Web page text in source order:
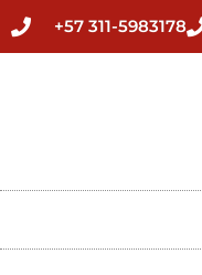
+57 311-5983178